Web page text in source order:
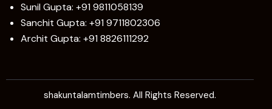
Sunil Gupta: +91 9811058139
Sanchit Gupta: +91 9711802306
Archit Gupta: +91 8826111292
shakuntalamtimbers. All Rights Reserved.